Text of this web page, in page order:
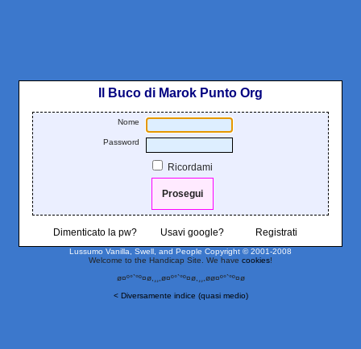
Il Buco di Marok Punto Org
Nome
Password
Ricordami
Dimenticato la pw? Usavi google? Registrati
Lussumo Vanilla, Swell, and People Copyright © 2001-2008
Welcome to the Handicap Site. We have cookies!
ø¤º°`°º¤ø,¸¸,ø¤º°`°º¤ø,¸¸,øø¤º°`°º¤ø
< Diversamente indice (quasi medio)